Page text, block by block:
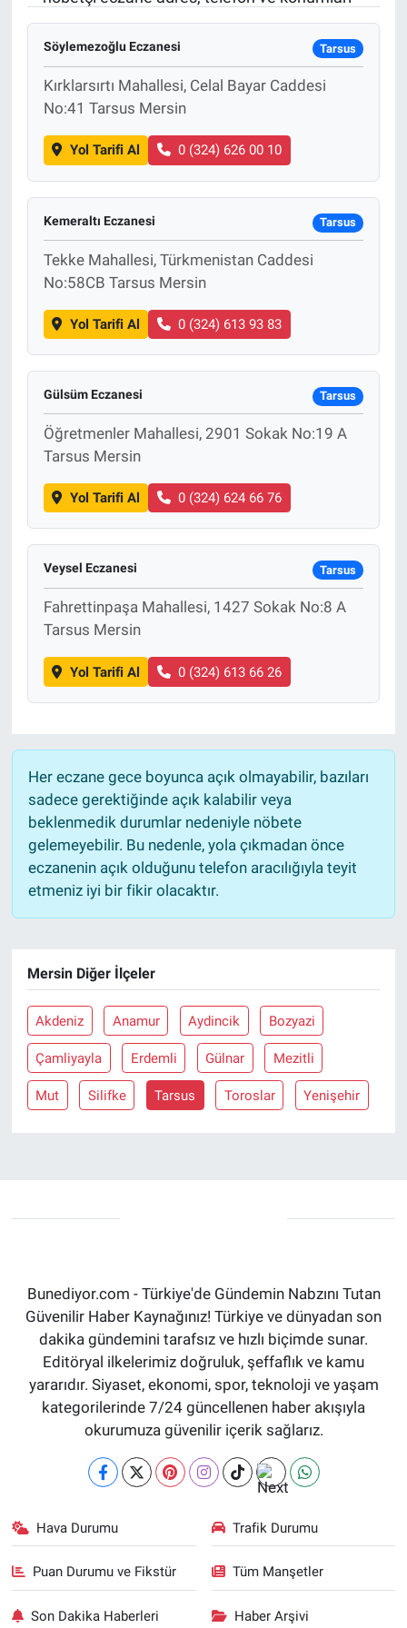
Söylemezoğlu Eczanesi Tarsus
Kırklarsırtı Mahallesi, Celal Bayar Caddesi
No:41 Tarsus Mersin
Yol Tarifi Al 0 (324) 626 00 10
Kemeraltı Eczanesi Tarsus
Tekke Mahallesi, Türkmenistan Caddesi
No:58CB Tarsus Mersin
Yol Tarifi Al 0 (324) 613 93 83
Gülsüm Eczanesi Tarsus
Öğretmenler Mahallesi, 2901 Sokak No:19 A
Tarsus Mersin
Yol Tarifi Al 0 (324) 624 66 76
Veysel Eczanesi Tarsus
Fahrettinpaşa Mahallesi, 1427 Sokak No:8 A
Tarsus Mersin
Yol Tarifi Al 0 (324) 613 66 26
Her eczane gece boyunca açık olmayabilir, bazıları
sadece gerektiğinde açık kalabilir veya
beklenmedik durumlar nedeniyle nöbete
gelemeyebilir. Bu nedenle, yola çıkmadan önce
eczanenin açık olduğunu telefon aracılığıyla teyit
etmeniz iyi bir fikir olacaktır.
Mersin Diğer İlçeler
Akdeniz Anamur Aydincik Bozyazi
Çamliyayla Erdemli Gülnar Mezitli
Mut Silifke Tarsus Toroslar Yenişehir
Bunediyor.com - Türkiye'de Gündemin Nabzını Tutan
Güvenilir Haber Kaynağınız! Türkiye ve dünyadan son
dakika gündemini tarafsız ve hızlı biçimde sunar.
Editöryal ilkelerimiz doğruluk, şeffaflık ve kamu
yararıdır. Siyaset, ekonomi, spor, teknoloji ve yaşam
kategorilerinde 7/24 güncellenen haber akışıyla
okurumuza güvenilir içerik sağlarız.
Hava Durumu Trafik Durumu
Puan Durumu ve Fikstür Tüm Manşetler
Son Dakika Haberleri Haber Arşivi
Spor